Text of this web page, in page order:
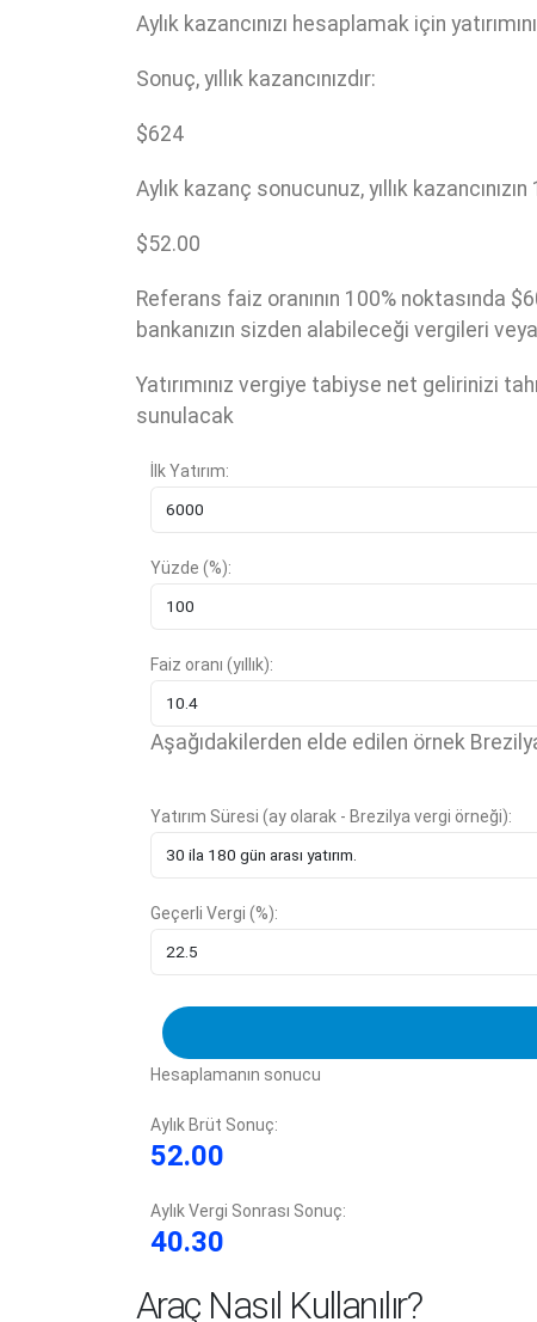
Aylık kazancınızı hesaplamak için
Sonuç, yıllık kazancınızdır:
$624
Aylık kazanç sonucunuz, yıllık
$52.00
Referans faiz oranının 100% noktasında
bankanızın sizden alabileceği vergileri
Yatırımınız vergiye tabiyse net gelirinizi
sunulacak
İlk Yatırım:
Yüzde (%):
Faiz oranı (yıllık):
Aşağıdakilerden elde edilen örnek
Yatırım Süresi (ay olarak - Brezilya vergi örneği):
Geçerli Vergi (%):
Hesaplamanın sonucu
Aylık Brüt Sonuç:
52.00
Aylık Vergi Sonrası Sonuç:
40.30
Araç Nasıl Kullanılır?